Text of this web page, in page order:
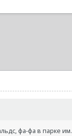
фа-фа в парке им.